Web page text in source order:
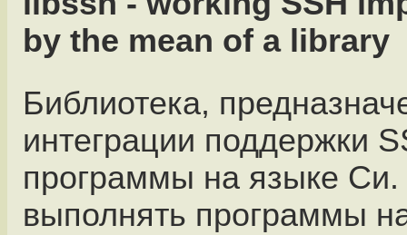
by the mean of a library
Библиотека,
интеграции поддержки
программы на языке Си.
выполнять программы